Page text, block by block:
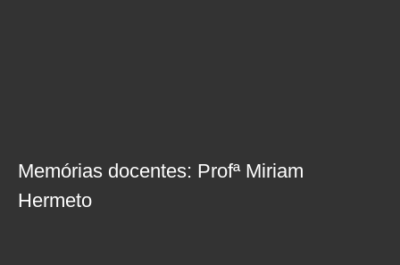
Memórias docentes: Profª Miriam
Hermeto